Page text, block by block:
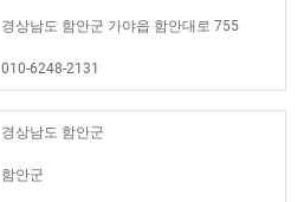
경상남도 함안군 가야읍 함안대로 755
010-6248-2131
경상남도 함안군
함안군